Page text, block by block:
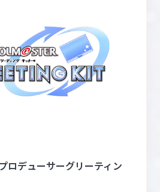
ロデューサーグリーティン